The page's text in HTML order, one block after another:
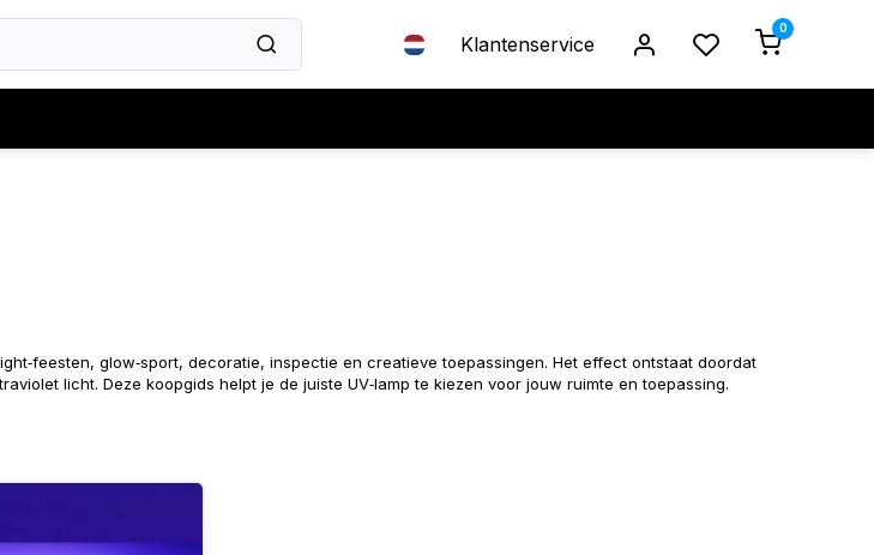
Klantenservice
0
glow‑sport, decoratie, inspectie en creatieve toepassingen. Het effect ontstaat doordat
licht. Deze koopgids helpt je de juiste UV‑lamp te kiezen voor jouw ruimte en toepassing.